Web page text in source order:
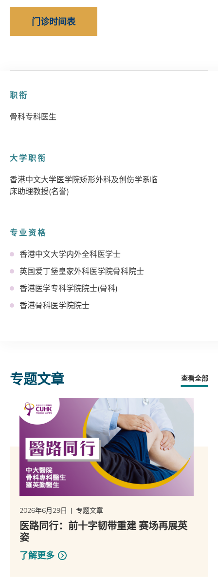
门诊时间表
职衔
骨科专科医生
大学职衔
香港中文大学医学院矫形外科及创伤学系临
床助理教授(名誉)
专业资格
香港中文大学内外全科医学士
英国爱丁堡皇家外科医学院骨科院士
香港医学专科学院院士(骨科)
香港骨科医学院院士
专题文章 查看全部
2026年6月29日 专题文章
医路同行：前十字韧带重建 赛场再展英
姿
了解更多